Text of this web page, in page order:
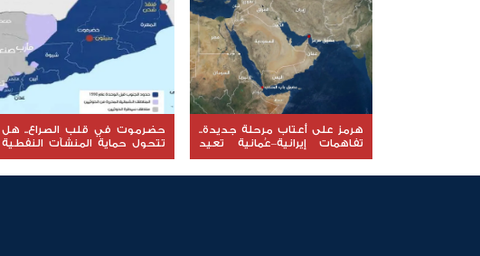
هرمز على أعتاب مرحلة جديدة..
تفاهمات إيرانية–عُمانية تعيد
حضرموت في قلب الصراع.. هل
تتحول حماية المنشآت النفطية